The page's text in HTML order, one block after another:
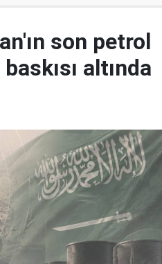
son petrol
altında